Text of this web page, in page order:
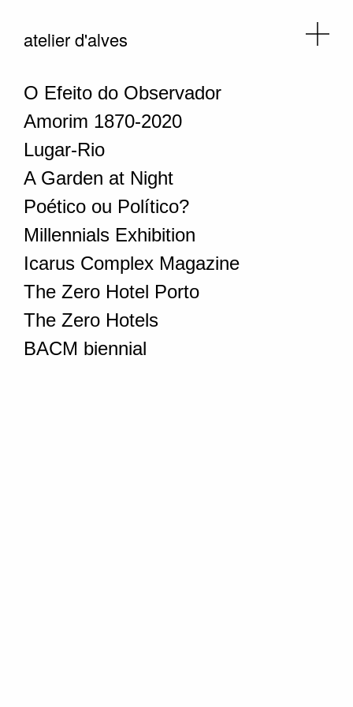
atelier d'alves
O Efeito do Observador
Amorim 1870-2020
Lugar-Rio
A Garden at Night
Poético ou Político?
Millennials Exhibition
Icarus Complex Magazine
The Zero Hotel Porto
The Zero Hotels
BACM biennial